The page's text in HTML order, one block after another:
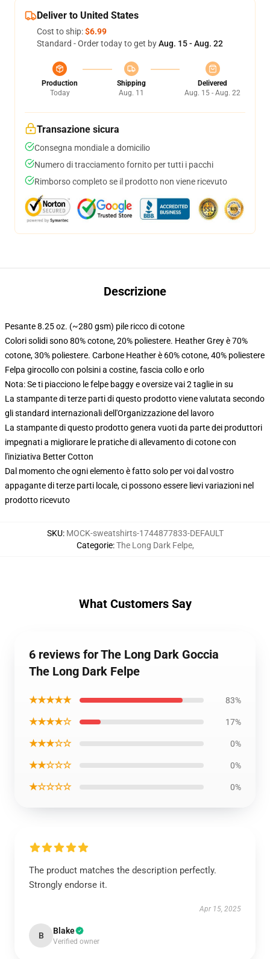
Deliver to United States
Cost to ship:$6.99
Standard - Order today to get byAug. 15 - Aug. 22
Production
Today
Shipping
Aug. 11
Delivered
Aug. 15 - Aug. 22
Transazione sicura
Consegna mondiale a domicilio
Numero di tracciamento fornito per tutti i pacchi
Rimborso completo se il prodotto non viene ricevuto
Descrizione
Pesante 8.25 oz. (~280 gsm) pile ricco di cotone
Colori solidi sono 80% cotone, 20% poliestere. Heather Grey è 70%
cotone, 30% poliestere. Carbone Heather è 60% cotone, 40% poliestere
Felpa girocollo con polsini a costine, fascia collo e orlo
Nota: Se ti piacciono le felpe baggy e oversize vai 2 taglie in su
La stampante di terze parti di questo prodotto viene valutata secondo
gli standard internazionali dell'Organizzazione del lavoro
La stampante di questo prodotto genera vuoti da parte dei produttori
impegnati a migliorare le pratiche di allevamento di cotone con
l'iniziativa Better Cotton
Dal momento che ogni elemento è fatto solo per voi dal vostro
appagante di terze parti locale, ci possono essere lievi variazioni nel
prodotto ricevuto
SKU: MOCK-sweatshirts-1744877833-DEFAULT
Categorie:The Long Dark Felpe,
What Customers Say
6 reviews for The Long Dark Goccia
The Long Dark Felpe
★★★★★ 83%
★★★★☆ 17%
★★★☆☆ 0%
★★☆☆☆ 0%
★☆☆☆☆ 0%
The product matches the description perfectly.
Strongly endorse it.
Apr 15, 2025
B Blake
Verified owner